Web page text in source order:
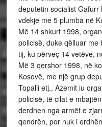
deputetin socialist
vdekje me 5 plumba në
Më 14 shkurt 1998,
policisë, duke qëlluar
tij, ku përveç 14 vetëve,
Më 3 qershor 1998, në
Kosovë, me një grup
Topalli etj., Azemit iu
policisë, të cilat e
derdhen nga armët e
qendrën, por nuk i